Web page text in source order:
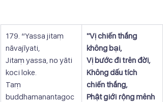
179. “Yassa jitaṃ
nāvajīyati,
Jitaṃ yassa, no yāti
koci loke.
Taṃ
buddhamanantagoc
​"Vị chiến thắng
không bại,
Vị bước đi trên đời,
Không dấu tích
chiến thắng,
Phật giới rộng mênh